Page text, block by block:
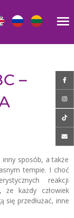
–
sposób, a także
tempie. I choć
reakcji
każdy człowiek
się przedłużać, inne